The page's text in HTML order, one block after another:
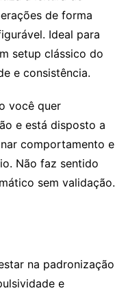
de forma
Ideal para
setup clássico do
e consistência.
você quer
e está disposto a
comportamento e
Não faz sentido
sem validação.
na padronização
e